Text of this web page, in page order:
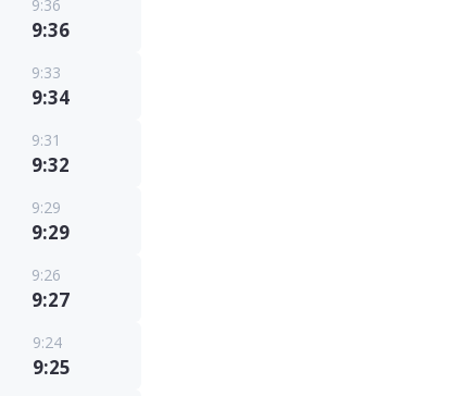
9:36
9:36
9:33
9:34
9:31
9:32
9:29
9:29
9:26
9:27
9:24
9:25